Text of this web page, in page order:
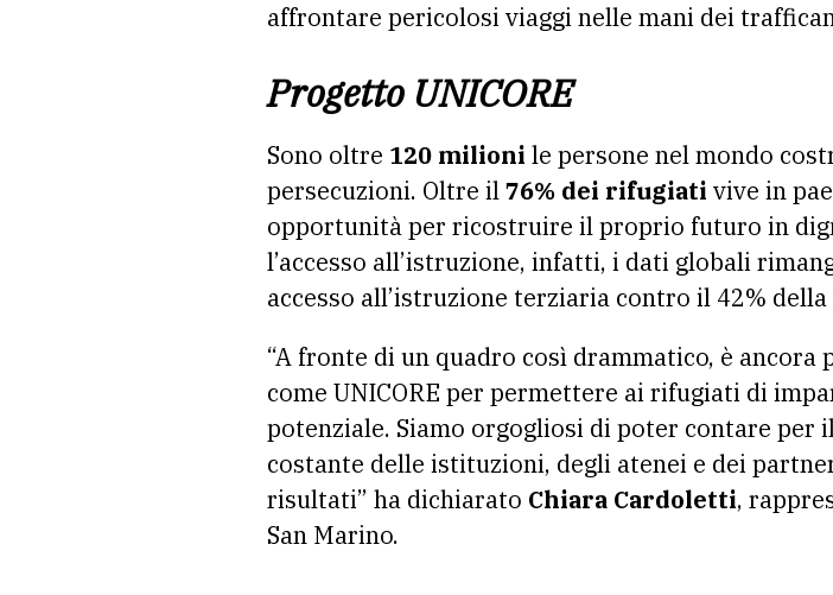
affrontare pericolosi viaggi nelle mani dei
Progetto UNICORE
Sono oltre 120 milioni le persone nel mondo
persecuzioni. Oltre il76% dei rifugiati vive in
opportunità per ricostruire il proprio futuro in
l’accesso all’istruzione, infatti, i dati globali
accesso all’istruzione terziaria contro il 42%
“A fronte di un quadro così drammatico, è
come UNICORE per permettere ai rifugiati di
potenziale. Siamo orgogliosi di poter contare per
costante delle istituzioni, degli atenei e dei
risultati” ha dichiarato Chiara Cardoletti,
San Marino.